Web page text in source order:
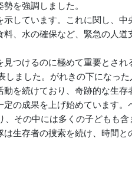
を強調しました。
しています。これに関し、中
、水の確保など、緊急の人道
つけるのに極めて重要とされ
ました。がれきの下になっ
を続けており、奇跡的な生存
の成果を上げ始めています
その中には多くの子どもも
生存者の捜索を続け、時間と